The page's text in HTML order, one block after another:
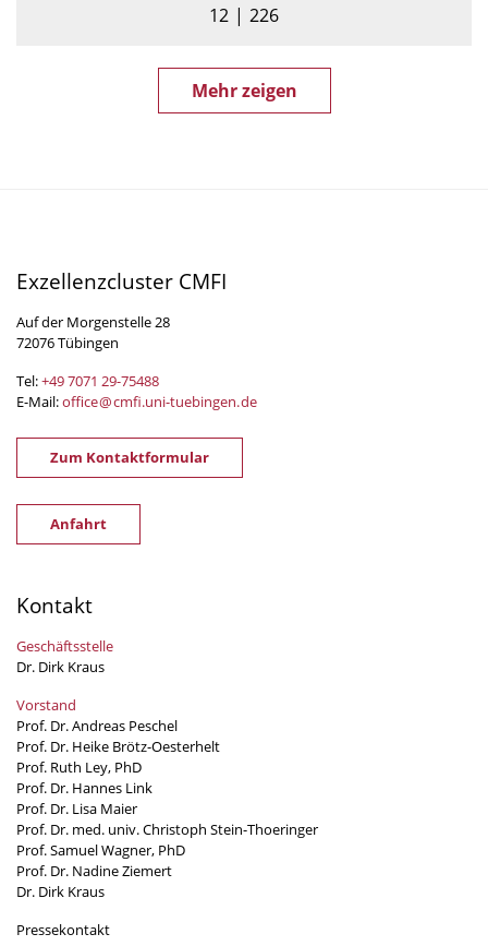
12 226
Mehr zeigen
Exzellenzcluster CMFI
Auf der Morgenstelle 28
72076 Tübingen
Tel:+49 7071 29-75488
E-Mail:office@cmfi.uni-tuebingen.de
Zum Kontaktformular
Anfahrt
Kontakt
Geschäftsstelle
Dr. Dirk Kraus
Vorstand
Prof. Dr. Andreas Peschel
Prof. Dr. Heike Brötz-Oesterhelt
Prof. Ruth Ley, PhD
Prof. Dr. Hannes Link
Prof. Dr. Lisa Maier
Prof. Dr. med. univ. Christoph Stein-Thoeringer
Prof. Samuel Wagner, PhD
Prof. Dr. Nadine Ziemert
Dr. Dirk Kraus
Pressekontakt